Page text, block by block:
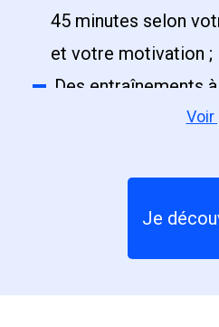
45 minutes selon
et votre motivation ;
Des entraînements
vous voulez, quand
vos muscles au ski
plusieurs heures
Voir
Je